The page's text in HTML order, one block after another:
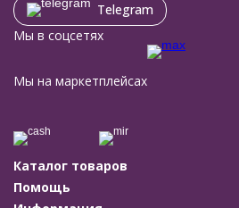
Telegram
Мы в соцсетях
Мы на маркетплейсах
Каталог товаров
Помощь